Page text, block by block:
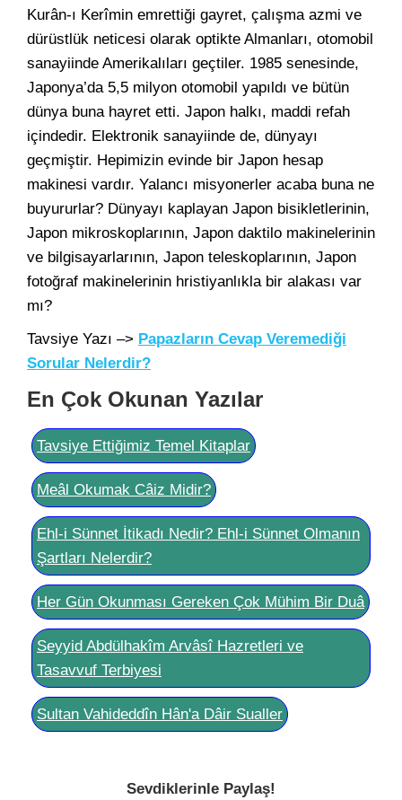
Kurân-ı Kerîmin emrettiği gayret, çalışma azmi ve
dürüstlük neticesi olarak optikte Almanları, otomobil
sanayiinde Amerikalıları geçtiler. 1985 senesinde,
Japonya’da 5,5 milyon otomobil yapıldı ve bütün
dünya buna hayret etti. Japon halkı, maddi refah
içindedir. Elektronik sanayiinde de, dünyayı
geçmiştir. Hepimizin evinde bir Japon hesap
makinesi vardır. Yalancı misyonerler acaba buna ne
buyururlar? Dünyayı kaplayan Japon bisikletlerinin,
Japon mikroskoplarının, Japon daktilo makinelerinin
ve bilgisayarlarının, Japon teleskoplarının, Japon
fotoğraf makinelerinin hristiyanlıkla bir alakası var
mı?
Tavsiye Yazı –> Papazların Cevap Veremediği
Sorular Nelerdir?
En Çok Okunan Yazılar
Tavsiye Ettiğimiz Temel Kitaplar
Meâl Okumak Câiz Midir?
Ehl-i Sünnet İtikadı Nedir? Ehl-i Sünnet Olmanın
Şartları Nelerdir?
Her Gün Okunması Gereken Çok Mühim Bir Duâ
Seyyid Abdülhakîm Arvâsî Hazretleri ve
Tasavvuf Terbiyesi
Sultan Vahideddîn Hân'a Dâir Sualler
Sevdiklerinle Paylaş!